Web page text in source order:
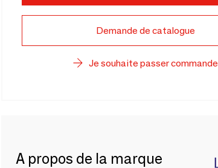
Demande de catalogue
Je souhaite passer commande
A propos de la marque